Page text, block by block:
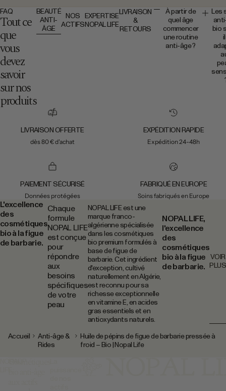
FAQ
Tout ce
que
vous
devez
savoir
sur nos
produits
BEAUTÉ
ANTI-
ÂGE
NOS
ACTIFS
EXPERTISE
NOPAL LIFE
LIVRAISON
&
RETOURS
À partir de
quel âge
commencer
une routine
anti-âge ?
montre des
signes de
déshydratation,
ou de fermeté.
d’accompagner
la peau, pas de
la transformer.
Les
bio
plus
de
LIVRAISON OFFERTE
dès 80 € d'achat
EXPÉDITION RAPIDE
Expédition 24-48h
PAIEMENT SÉCURISÉ
Données protégées
FABRIQUÉ EN EUROPE
Soins fabriqués en Europe
L'excellence
des
cosmétiques
bio à la figue
de barbarie.
Chaque
formule
NOPAL LIFE
est conçue
pour
répondre
aux
besoins
spécifiques
de votre
peau
NOPAL LIFE est une
marque franco-
algérienne spécialisée
dans les cosmétiques
bio premium formulés à
base de figue de
barbarie. Cet ingrédient
d'exception, cultivé
naturellement en Algérie,
est reconnu pour sa
richesse exceptionnelle
en vitamine E, en acides
gras essentiels et en
antioxydants naturels.
NOPAL LIFE,
l'excellence
des
cosmétiques
bio à la figue
de barbarie.
VOIR
PLUS
Accueil
Anti-âge &
Rides
Huile de pépins de figue de barbarie pressée à
froid – Bio | Nopal Life